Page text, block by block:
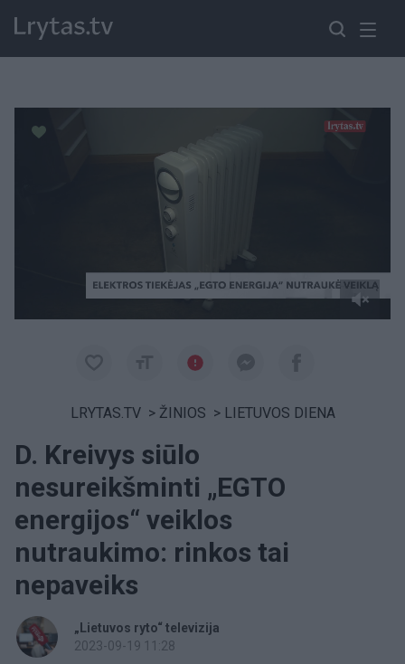
LRYTAS.TV > ŽINIOS > LIETUVOS DIENA
D. Kreivys siūlo
nesureikšminti „EGTO
energijos“ veiklos
nutraukimo: rinkos tai
nepaveiks
„Lietuvos ryto“ televizija
2023-09-19 11:28